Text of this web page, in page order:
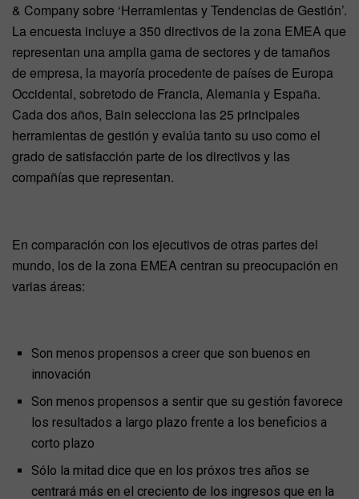
& Company sobre ‘Herramientas y Tendencias de Gestión’.
La encuesta incluye a 350 directivos de la zona EMEA que
representan una amplia gama de sectores y de tamaños
de empresa, la mayoría procedente de países de Europa
Occidental, sobretodo de Francia, Alemania y España.
Cada dos años, Bain selecciona las 25 principales
herramientas de gestión y evalúa tanto su uso como el
grado de satisfacción parte de los directivos y las
compañías que representan.
En comparación con los ejecutivos de otras partes del
mundo, los de la zona EMEA centran su preocupación en
varias áreas:
Son menos propensos a creer que son buenos en
innovación
Son menos propensos a sentir que su gestión favorece
los resultados a largo plazo frente a los beneficios a
corto plazo
Sólo la mitad dice que en los próxos tres años se
centrará más en el creciento de los ingresos que en la